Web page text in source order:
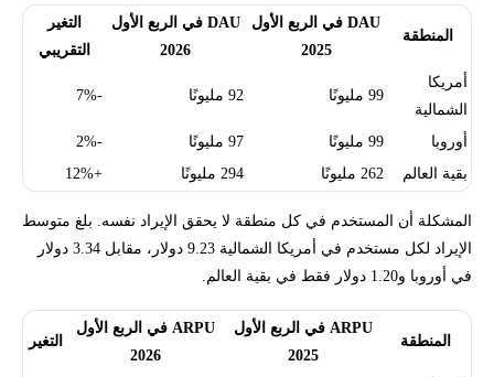
المنطقة
DAU في الربع الأول
2025
DAU في الربع الأول
2026
التغير
التقريبي
أمريكا
الشمالية
99 مليونًا 92 مليونًا -7%
أوروبا 99 مليونًا 97 مليونًا
-2%
بقية العالم
262 مليونًا 294 مليونًا +12%
المشكلة أن المستخدم في كل منطقة لا يحقق الإيراد نفسه. بلغ متوسط
الإيراد لكل مستخدم في أمريكا الشمالية 9.23 دولار، مقابل 3.34 دولار
في أوروبا و1.20 دولار فقط في بقية العالم.
المنطقة
ARPU في الربع الأول
2025
ARPU في الربع الأول
2026
التغير